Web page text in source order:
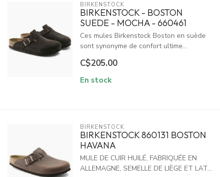
BIRKENSTOCK
BIRKENSTOCK - BOSTON
SUEDE - MOCHA - 660461
Ces mules Birkenstock Boston en suède
sont synonyme de confort ultime...
C$205.00
En stock
BIRKENSTOCK
BIRKENSTOCK 860131 BOSTON
HAVANA
MULE DE CUIR HUILÉ, FABRIQUÉE EN
ALLEMAGNE, SEMELLE DE LIÈGE ET LAT...